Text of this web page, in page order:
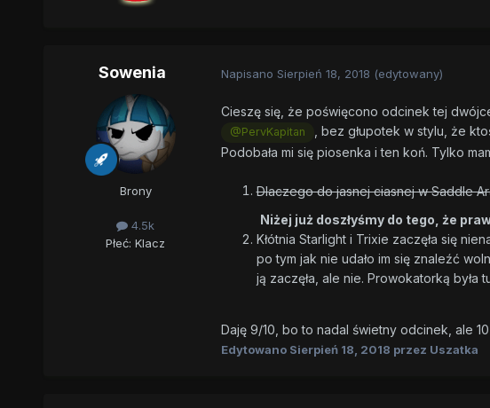
Sowenia
Brony
4.5k
Płeć: Klacz
Napisano Sierpień 18, 2018 (edytowany)
Cieszę się, że poświęcono odcinek tej
@PervKapitan
, bez głupotek w stylu, że
Podobała mi się piosenka i ten koń. Tylko
Dlaczego do jasnej ciasnej w Saddle
Niżej już doszłyśmy do tego, że
Kłótnia Starlight i Trixie zaczęła się
po tym jak nie udało im się znaleźć
ją zaczęła, ale nie. Prowokatorką była
Daję 9/10, bo to nadal świetny odcinek, ale
Edytowano Sierpień 18, 2018 przez Uszatka